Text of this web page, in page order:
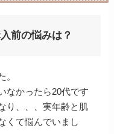
前の悩みは？
。
なかったら20代です
り、、、実年齢と肌
くて悩んでいまし